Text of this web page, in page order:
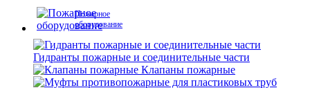
Пожарное
оборудование
Гидранты пожарные и соединительные части
Клапаны пожарные